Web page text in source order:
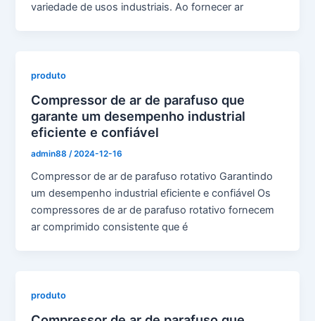
variedade de usos industriais. Ao fornecer ar
produto
Compressor de ar de parafuso que
garante um desempenho industrial
eficiente e confiável
admin88 /2024-12-16
Compressor de ar de parafuso rotativo Garantindo
um desempenho industrial eficiente e confiável Os
compressores de ar de parafuso rotativo fornecem
ar comprimido consistente que é
produto